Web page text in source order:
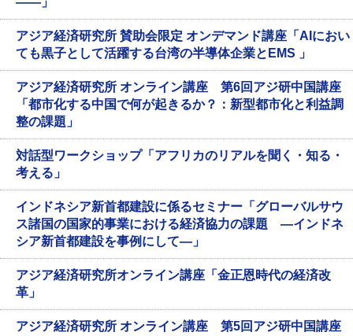
アジア経済研究所 賛助会限定 オンデマンド講座「AIにおい
ても黒子として活躍する台湾の半導体企業とEMS 」
アジア経済研究所 オンライン講座 第6回アジ研中国講座
「都市化する中国で何が起きるか？：新型都市化と利益調
整の課題」
対話型ワークショップ「アフリカのリアルを聞く・知る・
考える」
インドネシア新首都建設に係るセミナー「グローバルサウ
ス諸国の国家的事業における経済協力の課題 ―インドネ
シア新首都建設を事例にして―」
アジア経済研究所オンライン講座「金正恩時代の経済改
革」
アジア経済研究所 オンライン講座 第5回アジ研中国講座